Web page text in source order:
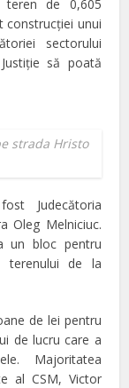
teren de 0,605
construcției unui
sectorului
să poată
strada Hristo
Judecătoria
Oleg Melniciuc.
un bloc pentru
terenului de la
de lei pentru
de lucru care a
Majoritatea
al CSM, Victor